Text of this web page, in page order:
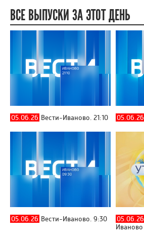
ВСЕ ВЫПУСКИ ЗА ЭТОТ ДЕНЬ
05.06.26 Вести-Иваново. 21:10 05.06.26
05.06.26 Вести-Иваново. 9:30 05.06.26
Иваново